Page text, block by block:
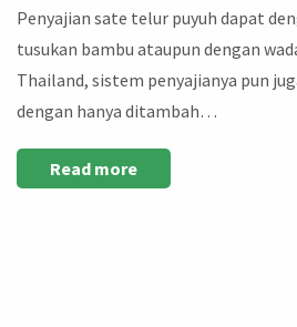
Penyajian sate telur puyuh dapat
tusukan bambu ataupun dengan
Thailand, sistem penyajianya pun
dengan hanya ditambah…
Read more